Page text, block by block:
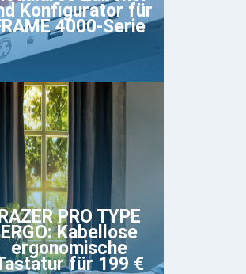
Konfigurator für
4000-Serie
PRO TYPE
ERGO: Kabellose
ergonomische
für 199 €